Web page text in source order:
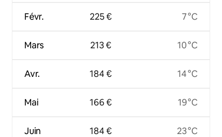
Févr.
Mars
Avr.
Mai
Juin
225 €
213 €
184 €
166 €
184 €
7 °C
10 °C
14 °C
19 °C
23 °C